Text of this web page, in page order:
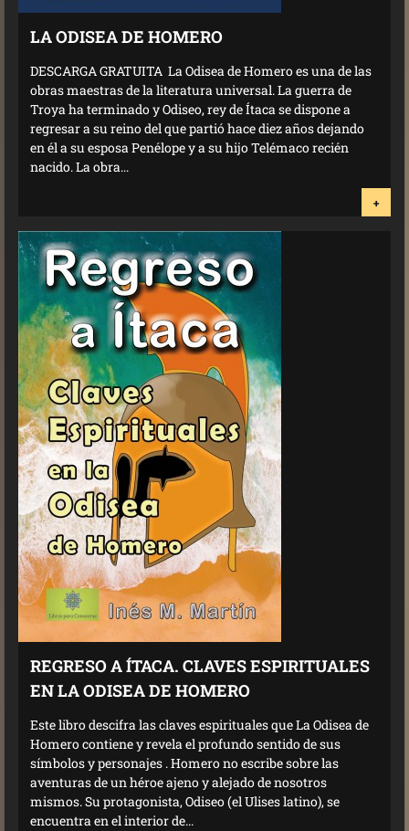
LA ODISEA DE HOMERO
DESCARGA GRATUITA La Odisea de Homero es una de las
obras maestras de la literatura universal. La guerra de
Troya ha terminado y Odiseo, rey de Ítaca se dispone a
regresar a su reino del que partió hace diez años dejando
en él a su esposa Penélope y a su hijo Telémaco recién
nacido. La obra...
+
REGRESO A ÍTACA. CLAVES ESPIRITUALES
EN LA ODISEA DE HOMERO
Este libro descifra las claves espirituales que La Odisea de
Homero contiene y revela el profundo sentido de sus
símbolos y personajes . Homero no escribe sobre las
aventuras de un héroe ajeno y alejado de nosotros
mismos. Su protagonista, Odiseo (el Ulises latino), se
encuentra en el interior de...